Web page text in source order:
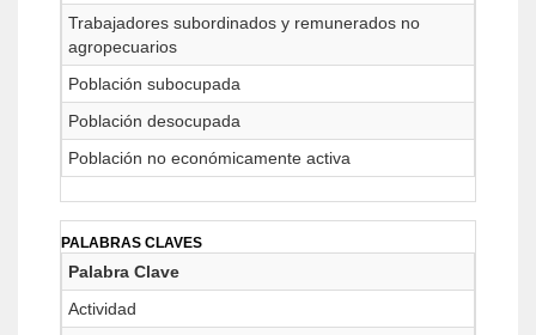
Trabajadores subordinados y remunerados no
agropecuarios
Población subocupada
Población desocupada
Población no económicamente activa
PALABRAS CLAVES
Palabra Clave
Actividad